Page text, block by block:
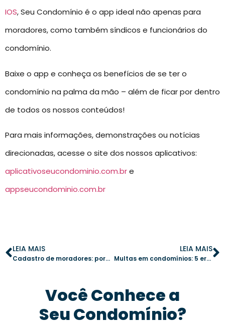
IOS, Seu Condomínio é o app ideal não apenas para
moradores, como também síndicos e funcionários do
condomínio.
Baixe o app e conheça os benefícios de se ter o
condomínio na palma da mão – além de ficar por dentro
de todos os nossos conteúdos!
Para mais informações, demonstrações ou notícias
direcionadas, acesse o site dos nossos aplicativos:
aplicativoseucondominio.com.bre
appseucondominio.com.br
LEIA MAIS
Cadastro de moradores: por que manter os dados sempre atualizados é essencial
LEIA MAIS
Multas em condomínios: 5 erros que podem gerar conflitos e como evitá-los
Você Conhece a
Seu Condomínio?